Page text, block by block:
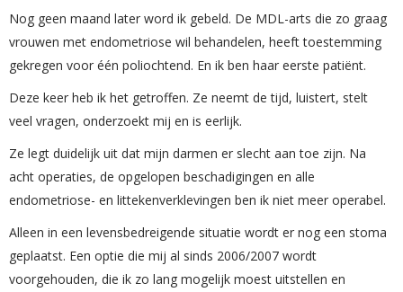
Nog geen maand later word ik gebeld. De MDL-arts die zo graag
vrouwen met endometriose wil behandelen, heeft toestemming
gekregen voor één poliochtend. En ik ben haar eerste patiënt.
Deze keer heb ik het getroffen. Ze neemt de tijd, luistert, stelt
veel vragen, onderzoekt mij en is eerlijk.
Ze legt duidelijk uit dat mijn darmen er slecht aan toe zijn. Na
acht operaties, de opgelopen beschadigingen en alle
endometriose- en littekenverklevingen ben ik niet meer operabel.
Alleen in een levensbedreigende situatie wordt er nog een stoma
geplaatst. Een optie die mij al sinds 2006/2007 wordt
voorgehouden, die ik zo lang mogelijk moest uitstellen en